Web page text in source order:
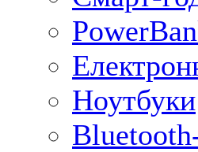
Ноутбуки